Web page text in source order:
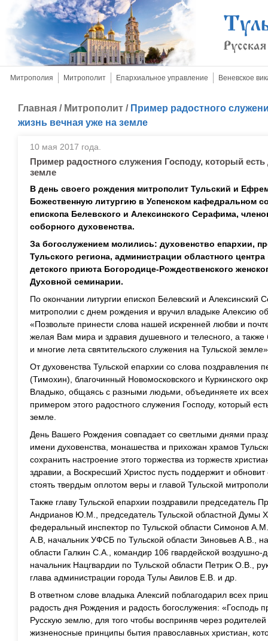
Митрополия Митрополит Епархиальное управление Веневское
Главная / Митрополит / Пример радостного
жизнь вечная уже на земле
10 мая 2017 года.
Пример радостного служения Господу, который
земле
В день своего рождения митрополит Тульский и
Божественную литургию в Успенском кафедральном
епископа Белевского и Алексинского Серафима,
соборного духовенства.
За богослужением молились: духовенство епархии,
Тульского региона, администрации областного
детского приюта Богородице-Рождественского
Духовной семинарии.
По окончании литургии епископ Белевский и Алексинский
митрополии с днем рождения и вручил владыке Алексию
«Позвольте принести слова нашей искренней любви и
желая Вам мира и здравия душевного и телесного, а также
и многие лета святительского служения на Тульской
От духовенства Тульской епархии со слова поздравления
(Тимохин), благочинный Новомосковского и Куркинского
Владыко, общаясь с разными людьми, объединяете их
примером этого радостного служения Господу, который
земле.
День Вашего Рождения совпадает со светлыми днями
имени духовенства, монашества и прихожан храмов
сохранить настроение этого торжества из торжеств
здравии, а Воскресший Христос пусть поддержит и
стоять твердым оплотом веры и главой Тульской
Также главу Тульской епархии поздравили председатель
Андрианов Ю.М., председатель Тульской областной Думы
федеральный инспектор по Тульской области Симонов
А.В, начальник УФСБ по Тульской области Зиновьев А.В.,
области Галкин С.А., командир 106 гвардейской воздушно-
начальник Нацгвардии по Тульской области Петрик О.В.,
глава администрации города Тулы Авилов Е.В. и др.
В ответном слове владыка Алексий поблагодарил всех
радость дня Рождения и радость богослужения: «Господь
Русскую землю, для того чтобы восприняв через
жизненосные принципы бытия православных христиан,